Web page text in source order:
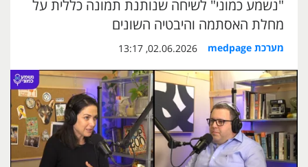
"נשמע כמוני" לשיחה שנותנת תמונה כללית על
מחלת האסתמה והיבטיה השונים
מערכת medpage 02.06.2026, 13:17